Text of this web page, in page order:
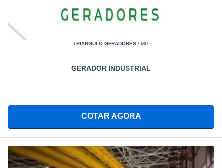
TRIANGULO GERADORES / MG
GERADOR INDUSTRIAL
COTAR AGORA